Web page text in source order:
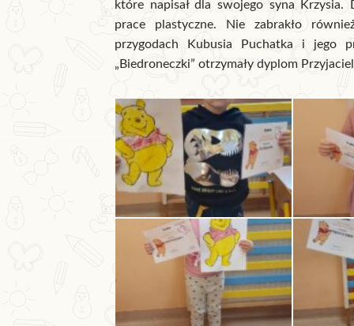
które napisał dla swojego syna Krzysia.
prace plastyczne. Nie zabrakło
przygodach Kubusia Puchatka i jego
„Biedroneczki” otrzymały dyplom